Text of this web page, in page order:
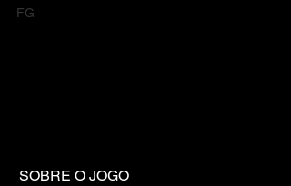
FG
SOBRE O JOGO